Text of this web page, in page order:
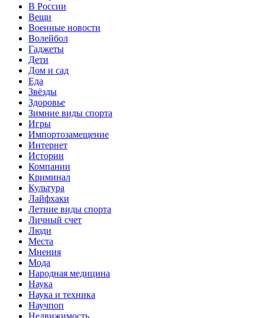
В России
Вещи
Военные новости
Волейбол
Гаджеты
Дети
Дом и сад
Еда
Звёзды
Здоровье
Зимние виды спорта
Игры
Импортозамещение
Интернет
Истории
Компании
Криминал
Культура
Лайфхаки
Летние виды спорта
Личный счет
Люди
Места
Мнения
Мода
Народная медицина
Наука
Наука и техника
Научпоп
Недвижимость